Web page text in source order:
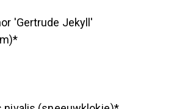
'Gertrude Jekyll'